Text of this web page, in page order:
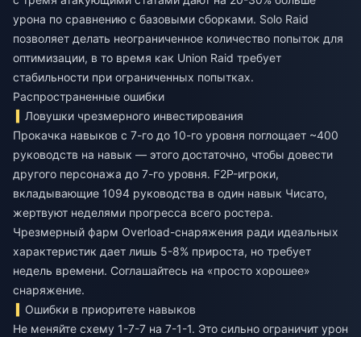
урона по сравнению с базовыми сборками. Solo Raid
позволяет делать неограниченное количество попыток для
оптимизации, в то время как Union Raid требует
стабильности при ограниченных попытках.
Распространенные ошибки
Ловушки чрезмерного инвестирования
Прокачка навыков с 7-го до 10-го уровня поглощает ~400
руководств на навык — этого достаточно, чтобы довести
другого персонажа до 7-го уровня. F2P-игроки,
вкладывающие 1094 руководства в один навык Чисато,
жертвуют неделями прогресса всего ростера.
Чрезмерный фарм Overload-снаряжения ради идеальных
характеристик дает лишь 5-8% прироста, но требует
недель времени. Соглашайтесь на «просто хорошее»
снаряжение.
Ошибки в приоритете навыков
Не меняйте схему 1-7-7 на 7-1-1. Это сильно ограничит урон